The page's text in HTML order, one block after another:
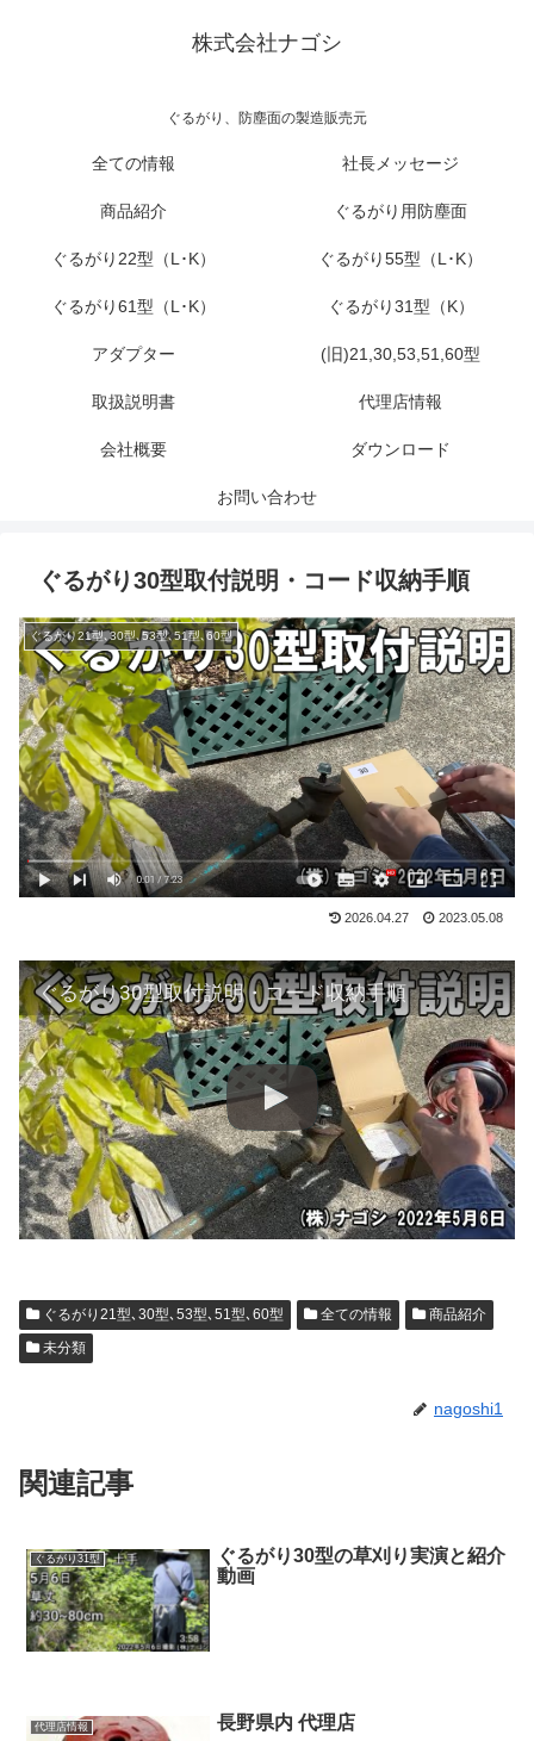
株式会社ナゴシ
ぐるがり、防塵面の製造販売元
全ての情報 社長メッセージ
商品紹介 ぐるがり用防塵面
ぐるがり22型（L･K） ぐるがり55型（L･K）
ぐるがり61型（L･K） ぐるがり31型（K）
アダプター (旧)21,30,53,51,60型
取扱説明書 代理店情報
会社概要 ダウンロード
お問い合わせ
ぐるがり30型取付説明・コード収納手順
ぐるがり21型､30型､53型､51型､60型
2026.04.27 2023.05.08
ぐるがり30型取付説明・コード収納手順
ぐるがり21型､30型､53型､51型､60型 全ての情報
商品紹介
未分類
nagoshi1
関連記事
ぐるがり31型
ぐるがり30型の草刈り実演と紹介
動画
代理店情報 長野県内 代理店